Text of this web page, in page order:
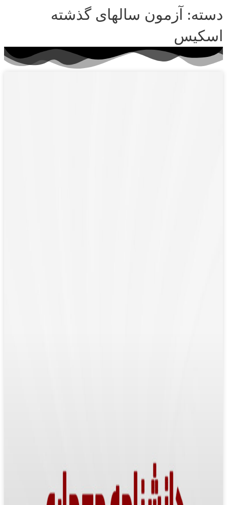
دسته: آزمون سالهای گذشته
اسکیس